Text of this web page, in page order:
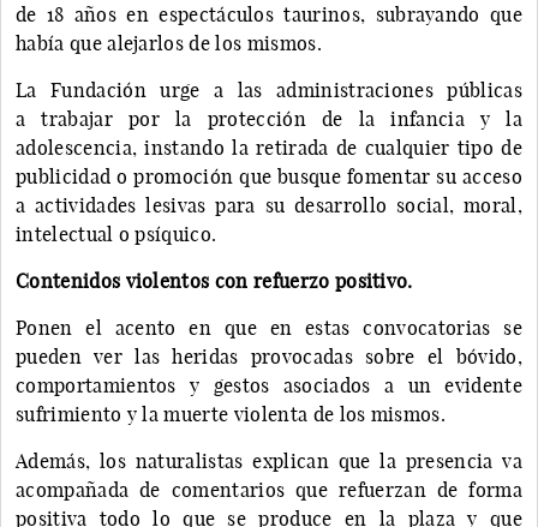
de 18 años en espectáculos taurinos, subrayando que
había que alejarlos de los mismos.
La Fundación urge a las administraciones públicas
a trabajar por la protección de la infancia y la
adolescencia, instando la retirada de cualquier tipo de
publicidad o promoción que busque fomentar su acceso
a actividades lesivas para su desarrollo social, moral,
intelectual o psíquico.
Contenidos violentos con refuerzo positivo.
Ponen el acento en que en estas convocatorias se
pueden ver las heridas provocadas sobre el bóvido,
comportamientos y gestos asociados a un evidente
sufrimiento y la muerte violenta de los mismos.
Además, los naturalistas explican que la presencia va
acompañada de comentarios que refuerzan de forma
positiva todo lo que se produce en la plaza y que